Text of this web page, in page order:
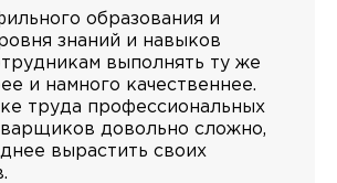
образования и
знаний и навыков
выполнять ту же
и намного качественнее.
труда профессиональных
довольно сложно,
вырастить своих